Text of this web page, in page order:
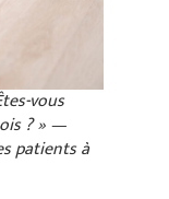
vous
? »—
patients à